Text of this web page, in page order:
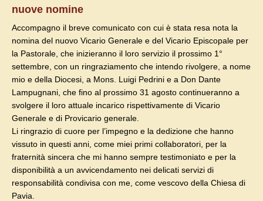
nuove nomine
Accompagno il breve comunicato con cui è stata resa nota la
nomina del nuovo Vicario Generale e del Vicario Episcopale per
la Pastorale, che inizieranno il loro servizio il prossimo 1°
settembre, con un ringraziamento che intendo rivolgere, a nome
mio e della Diocesi, a Mons. Luigi Pedrini e a Don Dante
Lampugnani, che fino al prossimo 31 agosto continueranno a
svolgere il loro attuale incarico rispettivamente di Vicario
Generale e di Provicario generale.
Li ringrazio di cuore per l’impegno e la dedizione che hanno
vissuto in questi anni, come miei primi collaboratori, per la
fraternità sincera che mi hanno sempre testimoniato e per la
disponibilità a un avvicendamento nei delicati servizi di
responsabilità condivisa con me, come vescovo della Chiesa di
Pavia.